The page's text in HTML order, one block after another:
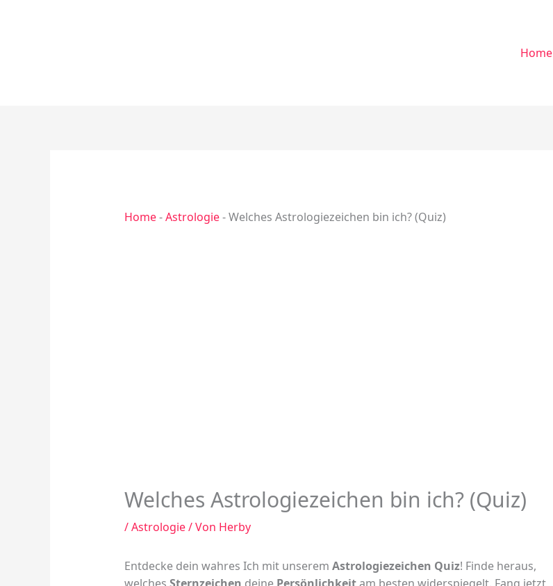
Home
Home-Astrologie-Welches Astrologiezeichen bin ich? (Quiz)
Welches Astrologiezeichen bin ich? (Quiz)
/Astrologie/ Von Herby
Entdecke dein wahres Ich mit unserem Astrologiezeichen Quiz! Finde heraus,